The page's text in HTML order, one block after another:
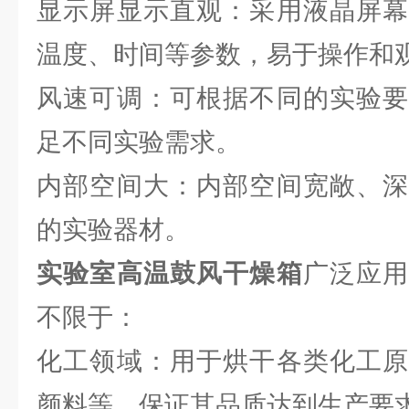
显示屏显示直观：采用液晶屏
温度、时间等参数，易于操作和
风速可调：可根据不同的实验
足不同实验需求。
内部空间大：内部空间宽敞、
的实验器材。
实验室高温鼓风干燥箱广泛应
不限于：
化工领域：用于烘干各类化工